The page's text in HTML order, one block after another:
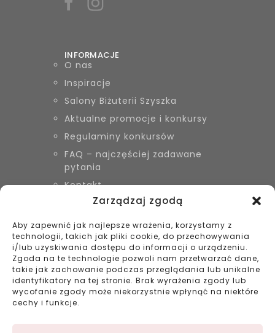
Zarządzaj zgodą
Aby zapewnić jak najlepsze wrażenia, korzystamy z
technologii, takich jak pliki cookie, do przechowywania
i/lub uzyskiwania dostępu do informacji o urządzeniu.
Zgoda na te technologie pozwoli nam przetwarzać dane,
takie jak zachowanie podczas przeglądania lub unikalne
identyfikatory na tej stronie. Brak wyrażenia zgody lub
wycofanie zgody może niekorzystnie wpłynąć na niektóre
cechy i funkcje.
INFORMACJE
O nas
Inspiracje
Salony Biżuterii Szyszka
Aktualne promocje i konkursy
Regulaminy konkursów
FAQ – najczęściej zadawane
pytania
Kontakt
KONTAKT
Biżuteria Szyszka Sieradz,
Zduńska Wola, Łask
799 038 980
43 695 80 11
kontakt@bizuteriaszyszka.pl